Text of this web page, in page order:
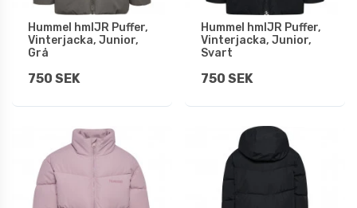
Hummel hmlJR Puffer,
Vinterjacka, Junior,
Grå
750 SEK
Hummel hmlJR Puffer,
Vinterjacka, Junior,
Svart
750 SEK